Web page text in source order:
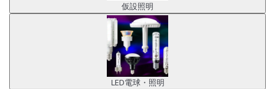
仮設照明
LED電球・照明